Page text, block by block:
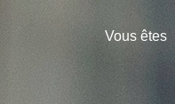
Vous êtes